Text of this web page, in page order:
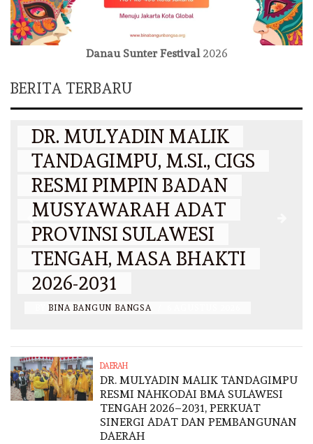
Danau Sunter Festival2026
BERITA TERBARU
DAERAH
DR. MULYADIN MALIK
TANDAGIMPU, M.SI., CIGS
RESMI PIMPIN BADAN
MUSYAWARAH ADAT
PROVINSI SULAWESI
TENGAH, MASA BHAKTI
2026-2031
BINA BANGUN BANGSA
DAERAH
DR. MULYADIN MALIK TANDAGIMPU
RESMI NAHKODAI BMA SULAWESI
TENGAH 2026–2031, PERKUAT
SINERGI ADAT DAN PEMBANGUNAN
DAERAH